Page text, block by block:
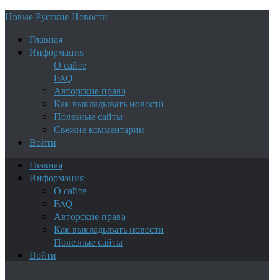
Новые Русские Новости
Главная
Информация
О сайте
FAQ
Авторские права
Как выкладывать новости
Полезные сайты
Свежие комментарии
Войти
Главная
Информация
О сайте
FAQ
Авторские права
Как выкладывать новости
Полезные сайты
Войти